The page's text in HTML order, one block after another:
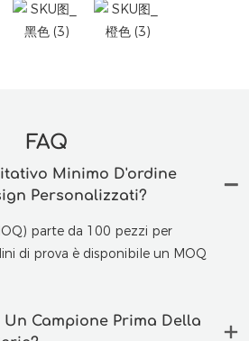
FAQ
Minimo D'ordine
Personalizzati?
parte da 100 pezzi per
di prova è disponibile un MOQ
Campione Prima Della